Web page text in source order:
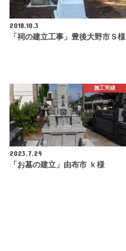
2018.10.3
「祠の建立工事」豊後大野市Ｓ様
施工実績
2023.7.29
「お墓の建立」由布市 ｋ様